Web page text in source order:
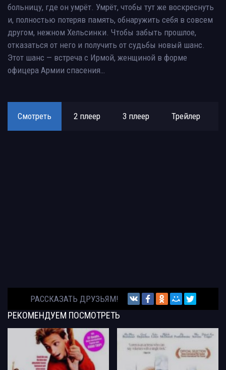
больницу, где он умрёт. Умрёт, чтобы тут же воскреснуть
и, полностью потеряв память, обнаружить себя в совсем
другом, нежном Хельсинки. Чтобы забыть прошлое,
отказаться от него и получить от судьбы новый шанс.
Этот шанс — встреча с Ирмой, женщиной в форме
офицера Армии спасения…
Смотреть 2 плеер 3 плеер Трейлер
РАССКАЗАТЬ ДРУЗЬЯМ!
РЕКОМЕНДУЕМ ПОСМОТРЕТЬ